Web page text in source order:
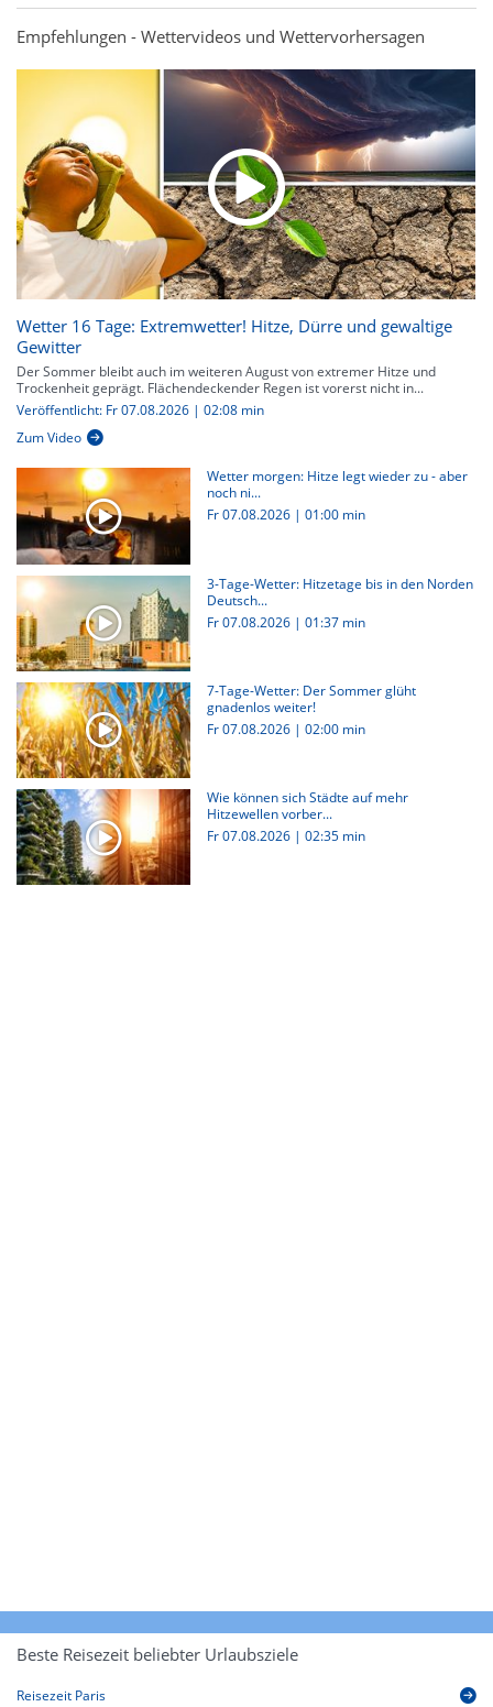
Empfehlungen - Wettervideos und Wettervorhersagen
Wetter 16 Tage: Extremwetter! Hitze, Dürre und gewaltige
Gewitter
Der Sommer bleibt auch im weiteren August von extremer Hitze und
Trockenheit geprägt. Flächendeckender Regen ist vorerst nicht in...
Veröffentlicht: Fr 07.08.2026 | 02:08 min
Zum Video
Wetter morgen: Hitze legt wieder zu - aber
noch ni...
Fr 07.08.2026 | 01:00 min
3-Tage-Wetter: Hitzetage bis in den Norden
Deutsch...
Fr 07.08.2026 | 01:37 min
7-Tage-Wetter: Der Sommer glüht
gnadenlos weiter!
Fr 07.08.2026 | 02:00 min
Wie können sich Städte auf mehr
Hitzewellen vorber...
Fr 07.08.2026 | 02:35 min
Beste Reisezeit beliebter Urlaubsziele
Reisezeit Paris